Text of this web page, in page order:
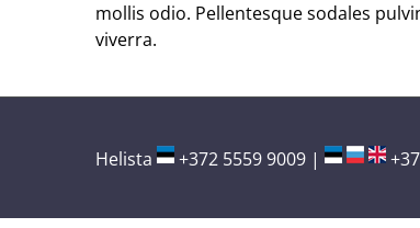
mollis odio. Pellentesque sodales
viverra.
Helista +372 5559 9009 |